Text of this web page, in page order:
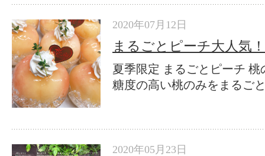
2020年07月12日
まるごとピーチ大人気
夏季限定 まるごとピーチ
糖度の高い桃のみをまるご
2020年05月23日